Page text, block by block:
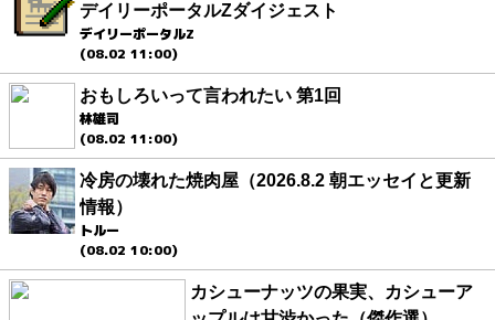
デイリーポータルZダイジェスト
デイリーポータルZ
(08.02 11:00)
おもしろいって言われたい 第1回
林雄司
(08.02 11:00)
冷房の壊れた焼肉屋（2026.8.2 朝エッセイと更新
情報）
トルー
(08.02 10:00)
カシューナッツの果実、カシューア